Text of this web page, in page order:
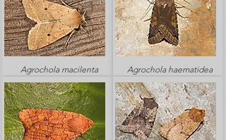
Agrochola macilenta Agrochola haematidea